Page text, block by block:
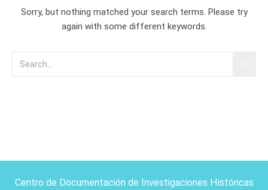
Sorry, but nothing matched your search terms. Please try
again with some different keywords.
Centro de Documentación de Investigaciones Históricas